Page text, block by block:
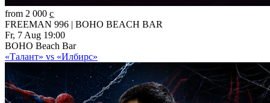
from 2 000 c̲
FREEMAN 996 | BOHO BEACH BAR
Fr, 7 Aug 19:00
BOHO Beach Bar
«Талант» vs «Илбирс»